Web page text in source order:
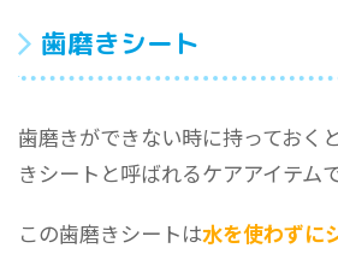
歯磨きシート
歯磨きができない時に持っておく
きシートと呼ばれるケアアイテムで
この歯磨きシートは水を使わずに